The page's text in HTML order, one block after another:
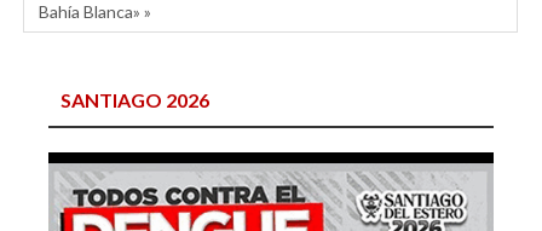
Bahía Blanca» »
SANTIAGO 2026